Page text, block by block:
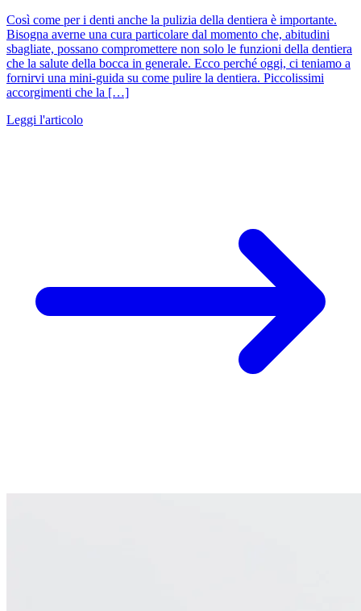
Così come per i denti anche la pulizia della dentiera è importante.
Bisogna averne una cura particolare dal momento che, abitudini
sbagliate, possano compromettere non solo le funzioni della dentiera
che la salute della bocca in generale. Ecco perché oggi, ci teniamo a
fornirvi una mini-guida su come pulire la dentiera. Piccolissimi
accorgimenti che la […]
Leggi l'articolo